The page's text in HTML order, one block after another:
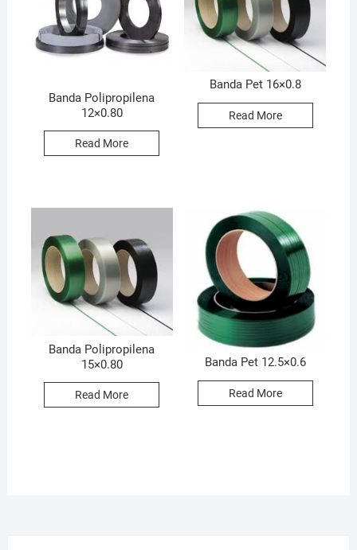
Banda Polipropilena
12×0.80
Read More
Banda Pet 16×0.8
Read More
Banda Polipropilena
15×0.80
Read More
Banda Pet 12.5×0.6
Read More